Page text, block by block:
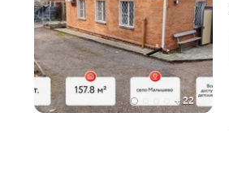
+22